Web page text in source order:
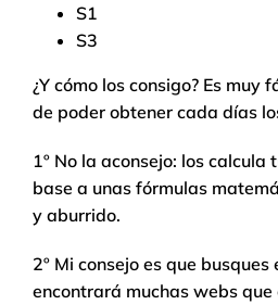
S1
S3
¿Y cómo los consigo? Es muy
de poder obtener cada días
1º No la aconsejo: los calcula
base a unas fórmulas
y aburrido.
2º Mi consejo es que
encontrará muchas webs